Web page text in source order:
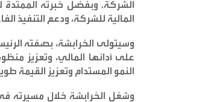
الشركة. وبفضل خبرته
المالية للشركة، ودعم التنفيذ
وسيتولى الخرابشة، بصفته
على أدائها المالي، وتعزيز
النمو المستدام وتعزيز القيمة
وشغل الخرابشة خلال مسيرته في